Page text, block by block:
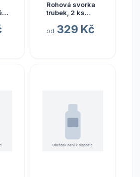
Rohová svorka
trubek, 2 ks
mm
od 329 Kč